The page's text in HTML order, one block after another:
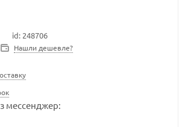
id: 248706
Нашли дешевле?
мессенджер: